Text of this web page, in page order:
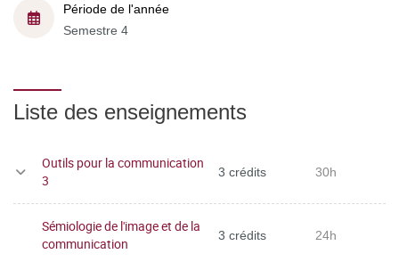
Période de l'année
Semestre 4
Liste des enseignements
Outils pour la communication
3
3 crédits 30h
Sémiologie de l'image et de la
communication
3 crédits 24h